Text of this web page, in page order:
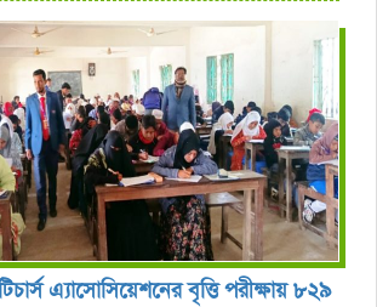
এ্যাসোসিয়েশনের বৃত্তি পরীক্ষায় ৮২৯